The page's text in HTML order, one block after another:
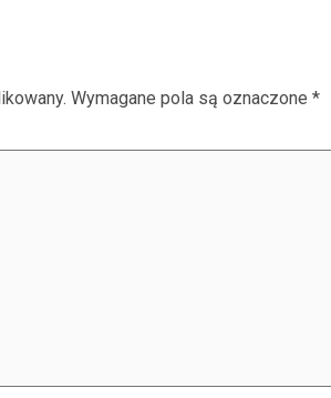
Wymagane pola są oznaczone *